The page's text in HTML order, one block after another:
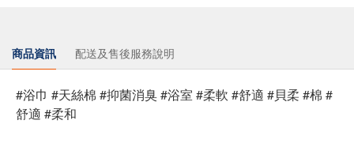
商品資訊 配送及售後服務說明
#浴巾 #天絲棉 #抑菌消臭 #浴室 #柔軟 #舒適 #貝柔 #棉 #
舒適 #柔和